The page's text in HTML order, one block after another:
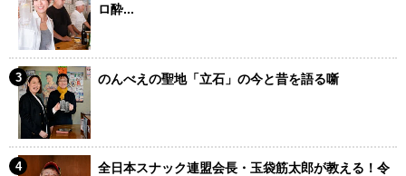
ロ酔...
のんべえの聖地「立石」の今と昔を語る噺
全日本スナック連盟会長・玉袋筋太郎が教える！令